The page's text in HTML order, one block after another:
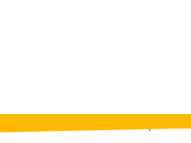
Nederlander zeer actief op